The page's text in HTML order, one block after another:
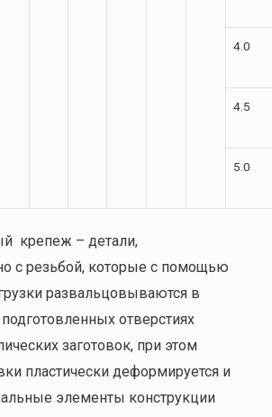
4.0
4.5
5.0
крепеж – детали,
с резьбой, которые с помощью
развальцовываются в
отверстиях
заготовок, при этом
пластически деформируется и
элементы конструкции